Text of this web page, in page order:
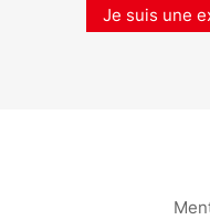
Je suis une